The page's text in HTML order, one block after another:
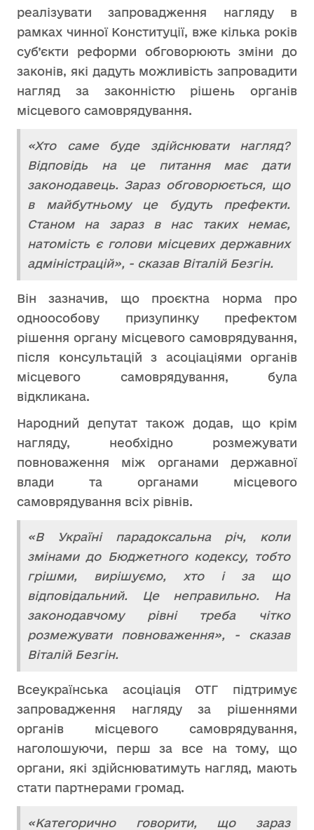
реалізувати запровадження нагляду в
рамках чинної Конституції, вже кілька років
суб’єкти реформи обговорюють зміни до
законів, які дадуть можливість запровадити
нагляд за законністю рішень органів
місцевого самоврядування.
«Хто саме буде здійснювати нагляд?
Відповідь на це питання має дати
законодавець. Зараз обговорюється, що
в майбутньому це будуть префекти.
Станом на зараз в нас таких немає,
натомість є голови місцевих державних
адміністрацій», - сказав Віталій Безгін.
Він зазначив, що проєктна норма про
одноособову призупинку префектом
рішення органу місцевого самоврядування,
після консультацій з асоціаціями органів
місцевого самоврядування, була
відкликана.
Народний депутат також додав, що крім
нагляду, необхідно розмежувати
повноваження між органами державної
влади та органами місцевого
самоврядування всіх рівнів.
«В Україні парадоксальна річ, коли
змінами до Бюджетного кодексу, тобто
грішми, вирішуємо, хто і за що
відповідальний. Це неправильно. На
законодавчому рівні треба чітко
розмежувати повноваження», - сказав
Віталій Безгін.
Всеукраїнська асоціація ОТГ підтримує
запровадження нагляду за рішеннями
органів місцевого самоврядування,
наголошуючи, перш за все на тому, що
органи, які здійснюватимуть нагляд, мають
стати партнерами громад.
«Категорично говорити, що зараз